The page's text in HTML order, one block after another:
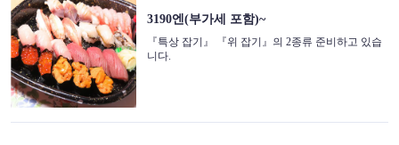
3190엔(부가세 포함)~
『특상 잡기』 『위 잡기』의 2종류 준비하고 있습
니다.